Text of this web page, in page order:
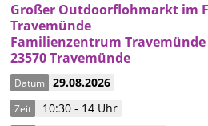
Großer Outdoorflohmarkt im
Travemünde
Familienzentrum Travemünde
23570 Travemünde
Datum 29.08.2026
Zeit 10:30 - 14 Uhr